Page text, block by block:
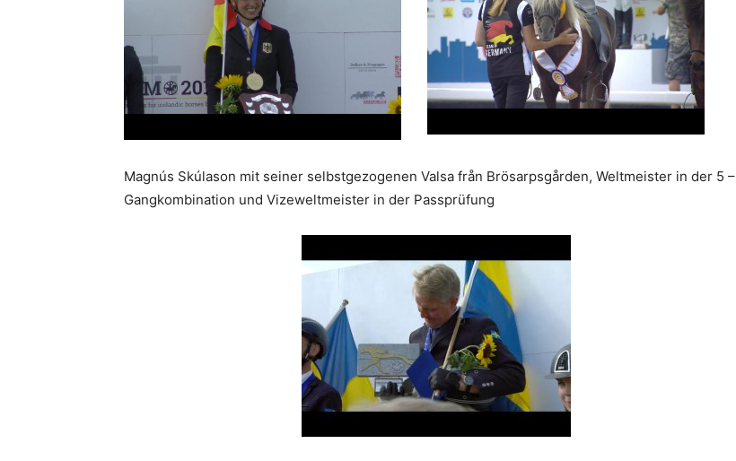
Magnús Skúlason mit seiner selbstgezogenen Valsa från Brösarpsgården, Weltmeister in der 5 –
Gangkombination und Vizeweltmeister in der Passprüfung